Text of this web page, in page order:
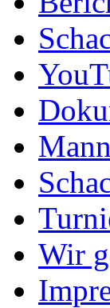
Wir